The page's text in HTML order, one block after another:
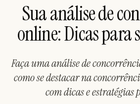
Sua análise de
online: Dicas para
Faça uma análise de
como se destacar na
com dicas e estratégias